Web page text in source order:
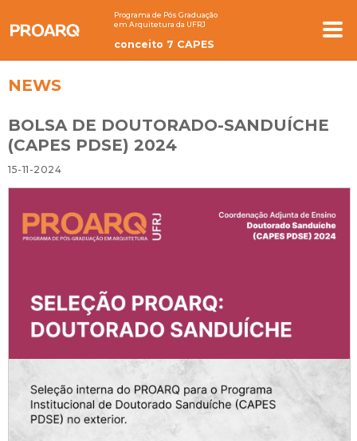
Programa de Pós Graduação
em Arquitetura da UFRJ
conceito 7 CAPES
NEWS
BOLSA DE DOUTORADO-SANDUÍCHE
(CAPES PDSE) 2024
15-11-2024